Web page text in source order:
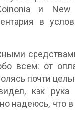
и New
в
всем: от
почти
как рука
надеюсь, что в